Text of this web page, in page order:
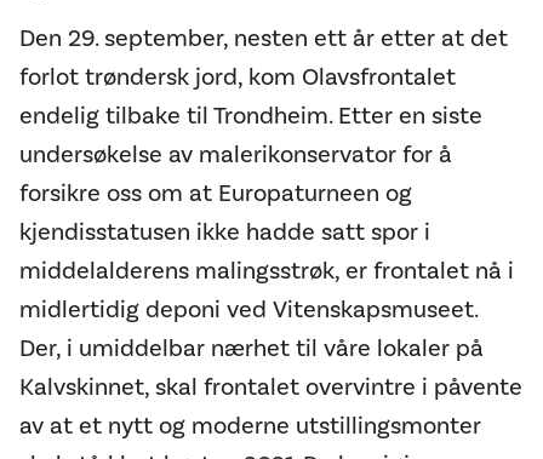
Den 29. september, nesten ett år etter at det
forlot trøndersk jord, kom Olavsfrontalet
endelig tilbake til Trondheim. Etter en siste
undersøkelse av malerikonservator for å
forsikre oss om at Europaturneen og
kjendisstatusen ikke hadde satt spor i
middelalderens malingsstrøk, er frontalet nå i
midlertidig deponi ved Vitenskapsmuseet.
Der, i umiddelbar nærhet til våre lokaler på
Kalvskinnet, skal frontalet overvintre i påvente
av at et nytt og moderne utstillingsmonter